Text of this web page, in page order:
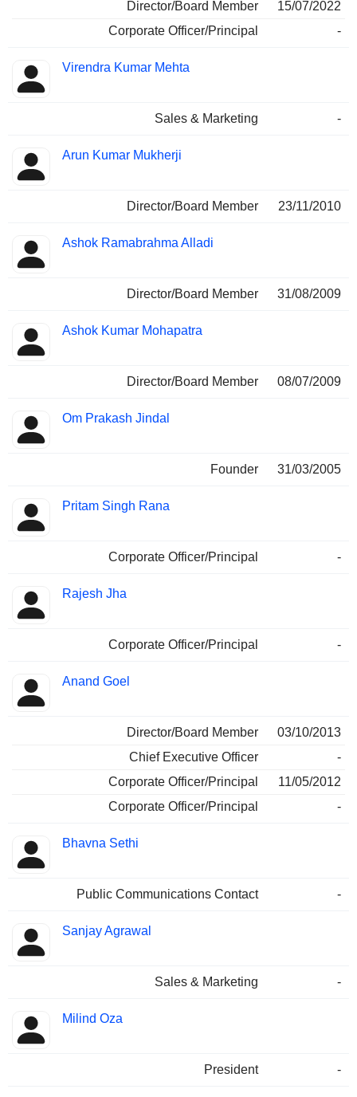
Director/Board Member
15/07/2022
Corporate Officer/Principal
-
Virendra Kumar Mehta
Sales & Marketing -
Arun Kumar Mukherji
Director/Board Member 23/11/2010
Ashok Ramabrahma Alladi
Director/Board Member 31/08/2009
Ashok Kumar Mohapatra
Director/Board Member 08/07/2009
Om Prakash Jindal
Founder 31/03/2005
Pritam Singh Rana
Corporate Officer/Principal -
Rajesh Jha
Corporate Officer/Principal -
Anand Goel
Director/Board Member
03/10/2013
Chief Executive Officer
-
Corporate Officer/Principal
11/05/2012
Corporate Officer/Principal
-
Bhavna Sethi
Public Communications Contact -
Sanjay Agrawal
Sales & Marketing -
Milind Oza
President -